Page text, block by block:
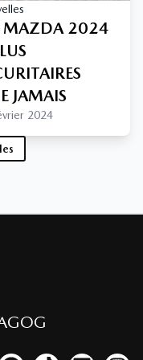
MAZDA 2024
JAMAIS
2024